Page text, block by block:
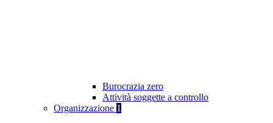
Burocrazia zero
Attività soggette a controllo
Organizzazione 1